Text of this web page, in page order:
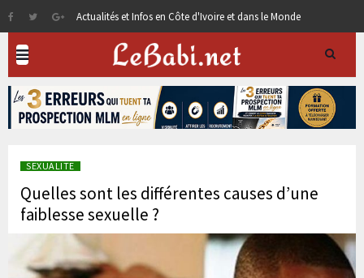
Actualités et Infos en Côte d'Ivoire et dans le Monde
SEXUALITE
Quelles sont les différentes causes d’une
faiblesse sexuelle ?